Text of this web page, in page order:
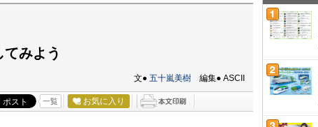
みよう
文● 五十嵐美樹 編集● ASCII
一覧 お気に入り